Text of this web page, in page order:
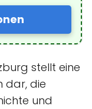
stellt eine
dar, die
und